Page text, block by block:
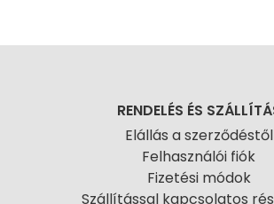
RENDELÉS ÉS
Elállás a szerződéstől
Felhasználói fiók
Fizetési módok
Szállítással kapcsolatos